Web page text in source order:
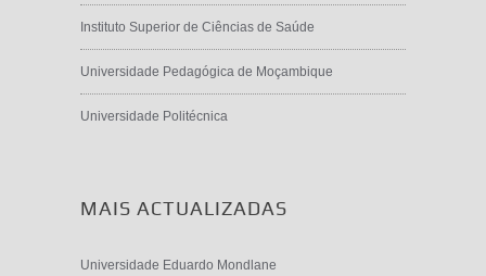
Instituto Superior de Ciências de Saúde
Universidade Pedagógica de Moçambique
Universidade Politécnica
MAIS ACTUALIZADAS
Universidade Eduardo Mondlane